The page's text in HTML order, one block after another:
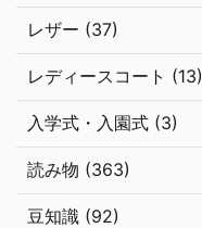
レザー (37)
レディースコート (13)
入学式・入園式 (3)
読み物 (363)
豆知識 (92)